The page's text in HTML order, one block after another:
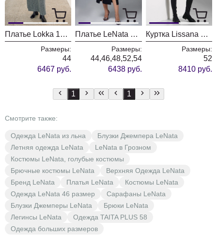
Платье Lokka 1716
Размеры:
44
6467 руб.
Платье LeNata 16456 черный
Размеры:
44,46,48,52,54
6438 руб.
Куртка Lissana 3872
Размеры:
52
8410 руб.
1 1
Смотрите также:
Одежда LeNata из льна
Блузки Джемпера LeNata
Летняя одежда LeNata
LeNata в Грозном
Костюмы LeNata, голубые костюмы
Брючные костюмы LeNata
Верхняя Одежда LeNata
Бренд LeNata
Платья LeNata
Костюмы LeNata
Одежда LeNata 46 размер
Сарафаны LeNata
Блузки Джемперы LeNata
Брюки LeNata
Легинсы LeNata
Одежда TAITA PLUS 58
Одежда больших размеров